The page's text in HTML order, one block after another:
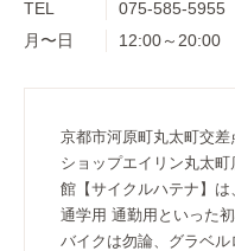
TEL
075-585-5955
月〜日
12:00～20:00
京都市河原町丸太町交
ショップエイリン丸太
館【サイクルハテナ】は
通学用 通勤用といった
バイクは勿論、グラベ